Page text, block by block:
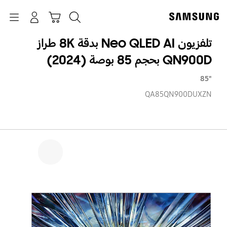
تلفزيون Neo QLED AI بدقة 8K طراز
QN900D بحجم 85 بوصة (2024)
"85
QA85QN900DUXZN